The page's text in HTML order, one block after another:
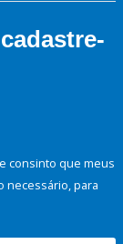
consinto que meus
necessário, para